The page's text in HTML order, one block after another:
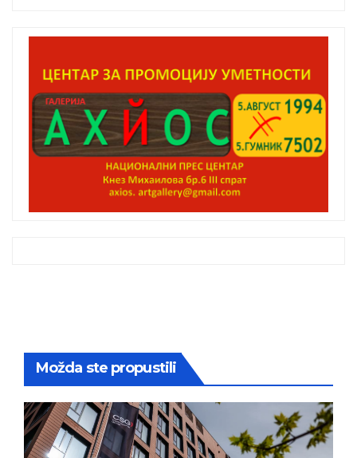
Možda ste propustili